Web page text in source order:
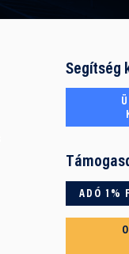
Segítség
ADÓ 1%